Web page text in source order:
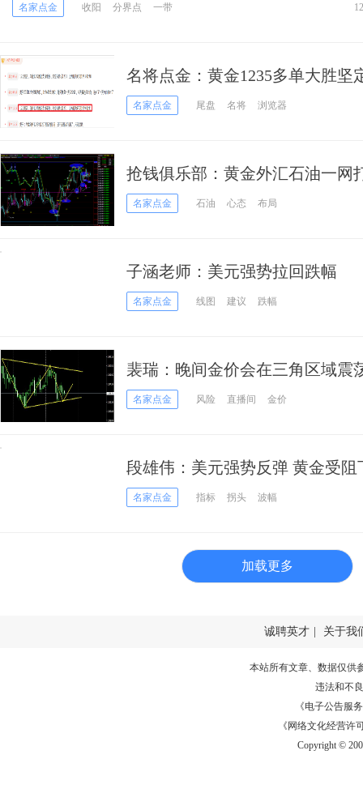
名家点金 收阳 分界点 一带
名将点金：黄金1235多单大胜坚
名家点金 尾盘 名将 浏览器
抢钱俱乐部：黄金外汇石油一网
名家点金 石油 心态 布局
子涵老师：美元强势拉回跌幅
名家点金 线图 建议 跌幅
裴瑞：晚间金价会在三角区域震
名家点金 风险 直播间 金价
段雄伟：美元强势反弹 黄金受阻
名家点金 指标 拐头 波幅
加载更多
诚聘英才 关于我
本站所有文章、数据仅供
违法和不
《电子公告服务
《网络文化经营许
Copyright ©